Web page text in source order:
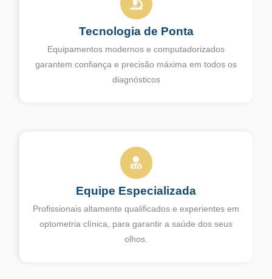
Tecnologia de Ponta
Equipamentos modernos e computadorizados
garantem confiança e precisão máxima em todos os
diagnósticos
Equipe Especializada
Profissionais altamente qualificados e experientes em
optometria clínica, para garantir a saúde dos seus
olhos.